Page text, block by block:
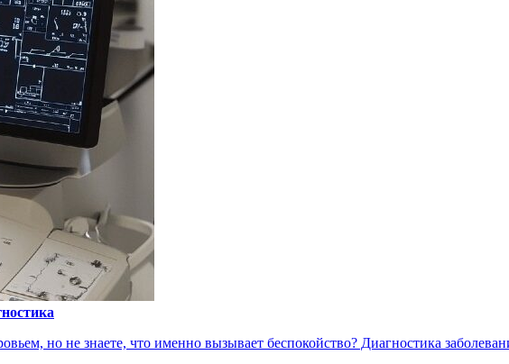
но не знаете, что именно вызывает беспокойство? Диагностика